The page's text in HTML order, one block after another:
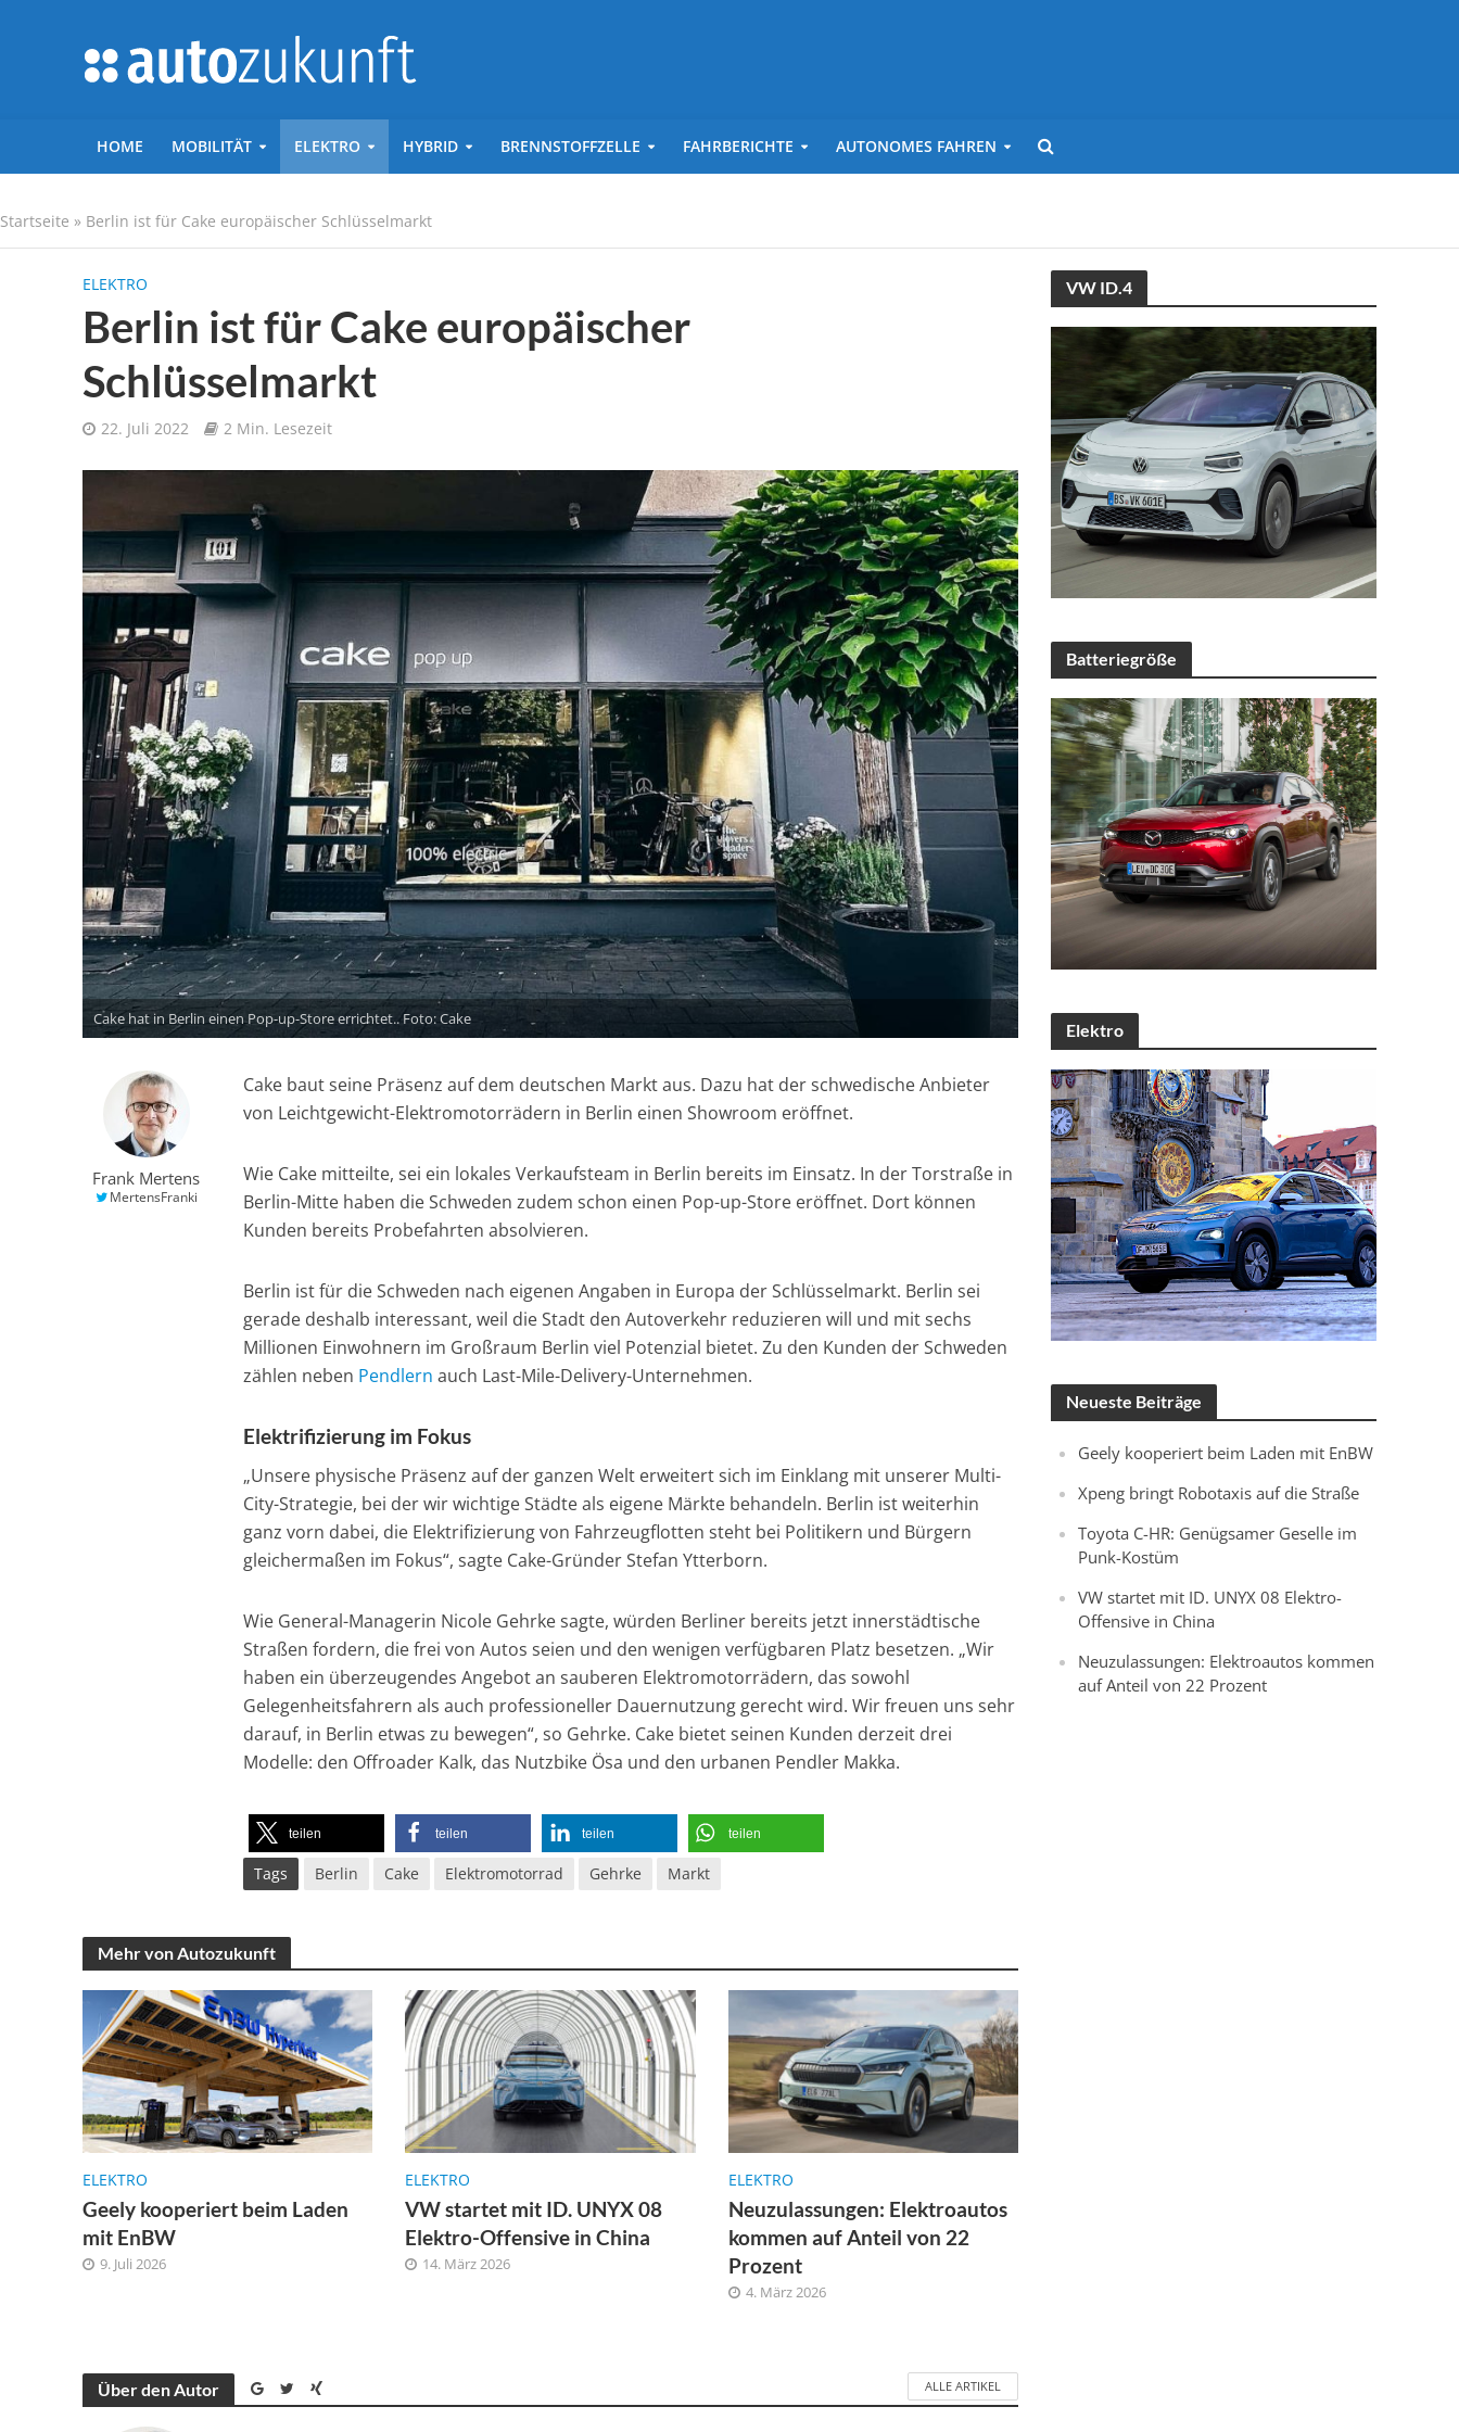
HOME MOBILITÄT ELEKTRO HYBRID BRENNSTOFFZELLE FAHRBERICHTE AUTONOMES FAHREN
Startseite » Berlin ist für Cake europäischer Schlüsselmarkt
ELEKTRO
Berlin ist für Cake europäischer
Schlüsselmarkt
22. Juli 2022 2 Min. Lesezeit
Cake hat in Berlin einen Pop-up-Store errichtet.. Foto: Cake
Frank Mertens
MertensFranki
Cake baut seine Präsenz auf dem deutschen Markt aus. Dazu hat der schwedische Anbieter
von Leichtgewicht-Elektromotorrädern in Berlin einen Showroom eröffnet.
Wie Cake mitteilte, sei ein lokales Verkaufsteam in Berlin bereits im Einsatz. In der Torstraße in
Berlin-Mitte haben die Schweden zudem schon einen Pop-up-Store eröffnet. Dort können
Kunden bereits Probefahrten absolvieren.
Berlin ist für die Schweden nach eigenen Angaben in Europa der Schlüsselmarkt. Berlin sei
gerade deshalb interessant, weil die Stadt den Autoverkehr reduzieren will und mit sechs
Millionen Einwohnern im Großraum Berlin viel Potenzial bietet. Zu den Kunden der Schweden
zählen neben Pendlern auch Last-Mile-Delivery-Unternehmen.
Elektrifizierung im Fokus
„Unsere physische Präsenz auf der ganzen Welt erweitert sich im Einklang mit unserer Multi-
City-Strategie, bei der wir wichtige Städte als eigene Märkte behandeln. Berlin ist weiterhin
ganz vorn dabei, die Elektrifizierung von Fahrzeugflotten steht bei Politikern und Bürgern
gleichermaßen im Fokus“, sagte Cake-Gründer Stefan Ytterborn.
Wie General-Managerin Nicole Gehrke sagte, würden Berliner bereits jetzt innerstädtische
Straßen fordern, die frei von Autos seien und den wenigen verfügbaren Platz besetzen. „Wir
haben ein überzeugendes Angebot an sauberen Elektromotorrädern, das sowohl
Gelegenheitsfahrern als auch professioneller Dauernutzung gerecht wird. Wir freuen uns sehr
darauf, in Berlin etwas zu bewegen“, so Gehrke. Cake bietet seinen Kunden derzeit drei
Modelle: den Offroader Kalk, das Nutzbike Ösa und den urbanen Pendler Makka.
teilen teilen teilen teilen
Tags Berlin Cake Elektromotorrad Gehrke Markt
Mehr von Autozukunft
ELEKTRO
Geely kooperiert beim Laden
mit EnBW
9. Juli 2026
ELEKTRO
VW startet mit ID. UNYX 08
Elektro-Offensive in China
14. März 2026
ELEKTRO
Neuzulassungen: Elektroautos
kommen auf Anteil von 22
Prozent
4. März 2026
Über den Autor ALLE ARTIKEL
VW ID.4
Batteriegröße
Elektro
Neueste Beiträge
Geely kooperiert beim Laden mit EnBW
Xpeng bringt Robotaxis auf die Straße
Toyota C-HR: Genügsamer Geselle im
Punk-Kostüm
VW startet mit ID. UNYX 08 Elektro-
Offensive in China
Neuzulassungen: Elektroautos kommen
auf Anteil von 22 Prozent